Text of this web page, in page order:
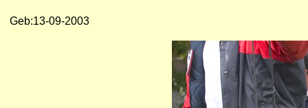
Geb:13-09-2003